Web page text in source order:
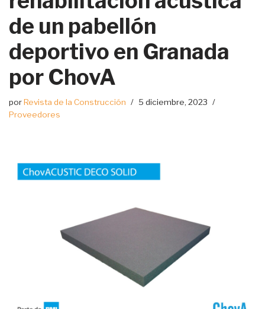
de un pabellón
deportivo en Granada
por ChovA
porRevista de la Construcción
5 diciembre, 2023
Proveedores